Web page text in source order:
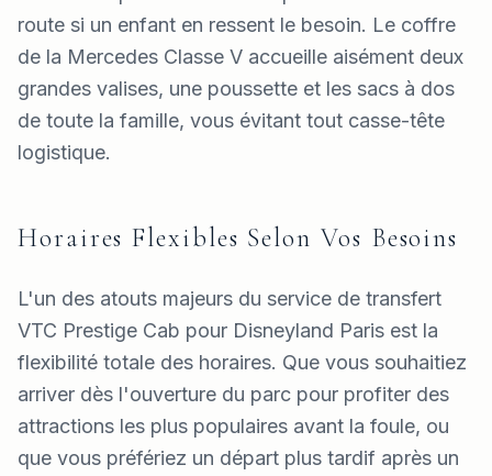
route si un enfant en ressent le besoin. Le coffre
de la Mercedes Classe V accueille aisément deux
grandes valises, une poussette et les sacs à dos
de toute la famille, vous évitant tout casse-tête
logistique.
Horaires Flexibles Selon Vos Besoins
L'un des atouts majeurs du service de transfert
VTC Prestige Cab pour Disneyland Paris est la
flexibilité totale des horaires. Que vous souhaitiez
arriver dès l'ouverture du parc pour profiter des
attractions les plus populaires avant la foule, ou
que vous préfériez un départ plus tardif après un